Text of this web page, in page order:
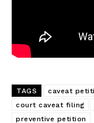
TAGS caveat
court caveat filing
preventive petition